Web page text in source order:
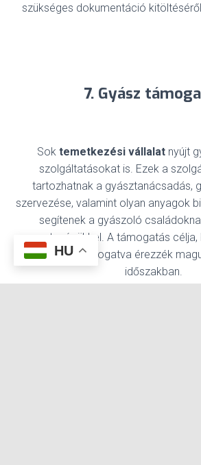
szükséges dokumentáció
7. Gyász
Sok temetkezési vállalat nyújt
szolgáltatásokat is. Ezek a
tartozhatnak a gyásztanácsadás,
szervezése, valamint olyan anyagok
segítenek a gyászoló
veszteségükkel. A támogatás
érzelmileg is támogatva érezzék
időszakban.
HU